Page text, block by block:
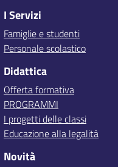
I Servizi
Famiglie e studenti
Personale scolastico
Didattica
Offerta formativa
PROGRAMMI
I progetti delle classi
Educazione alla legalità
Novità